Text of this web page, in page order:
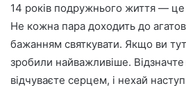
14 років подружнього життя — це
Не кожна пара доходить до
бажанням святкувати. Якщо ви
зробили найважливіше.
відчуваєте серцем, і нехай